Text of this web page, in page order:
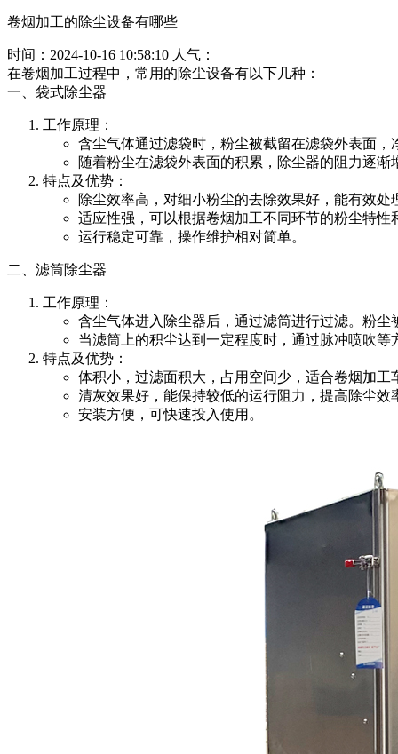
卷烟加工的除尘设备有哪些
时间： 2024-10-16 10:58:10 人气：
在卷烟加工过程中，常用的除尘设备有以下几种：
一、袋式除尘器
工作原理：
含尘气体通过滤袋时，粉尘被截留在滤袋外表面，
随着粉尘在滤袋外表面的积累，除尘器的阻力逐
特点及优势：
除尘效率高，对细小粉尘的去除效果好，能有效
适应性强，可以根据卷烟加工不同环节的粉尘特性
运行稳定可靠，操作维护相对简单。
二、滤筒除尘器
工作原理：
含尘气体进入除尘器后，通过滤筒进行过滤。粉
当滤筒上的积尘达到一定程度时，通过脉冲喷吹
特点及优势：
体积小，过滤面积大，占用空间少，适合卷烟加工
清灰效果好，能保持较低的运行阻力，提高除尘效
安装方便，可快速投入使用。